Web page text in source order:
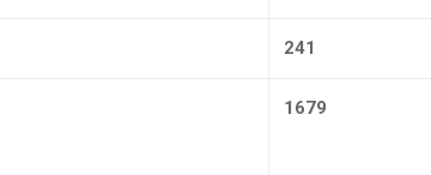
241
1679